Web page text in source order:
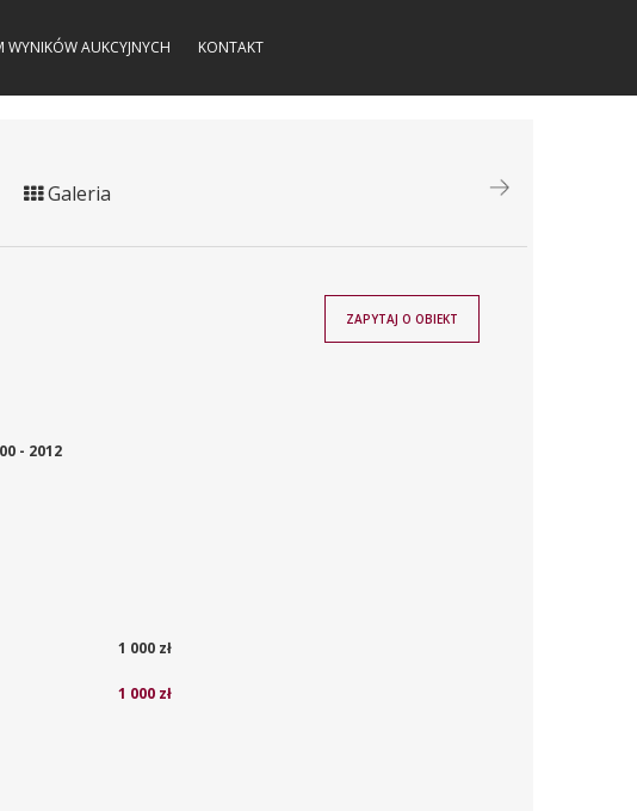
WYNIKÓW AUKCYJNYCH KONTAKT
Galeria
- 2012
1 000 zł
1 000 zł
ZAPYTAJ O OBIEKT